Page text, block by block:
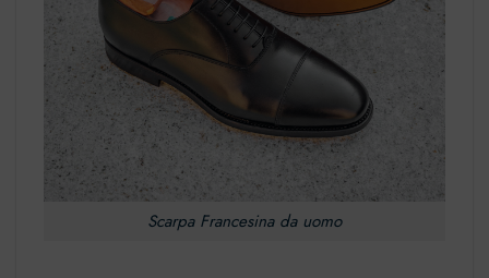
Scarpa Francesina da uomo